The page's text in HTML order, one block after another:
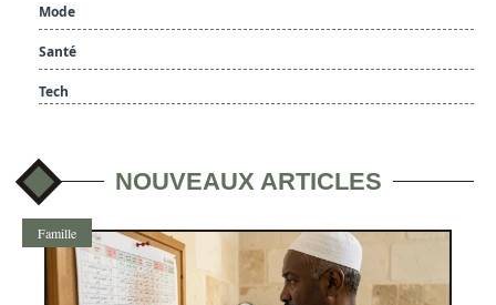
Mode
Santé
Tech
NOUVEAUX ARTICLES
Famille